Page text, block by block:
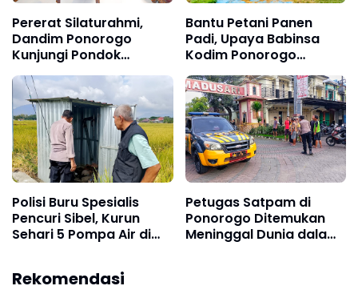
Pererat Silaturahmi,
Dandim Ponorogo
Kunjungi Pondok
Pesantren Al-Iman
Bantu Petani Panen
Padi, Upaya Babinsa
Kodim Ponorogo
Sukseskan Perkuatan
Hanpangan
Polisi Buru Spesialis
Pencuri Sibel, Kurun
Sehari 5 Pompa Air di
Petugas Satpam di
Ponorogo Ditemukan
Meninggal Dunia dalam
Rekomendasi